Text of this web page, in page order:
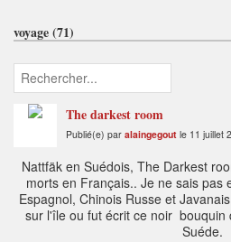
voyage (71)
The darkest room
Publié(e) par alaingegout le 11 juillet
Nattfäk en Suédois, The Darkest
morts en Français.. Je ne sais pas
Espagnol, Chinois Russe et
sur l'île ou fut écrit ce noir bouquin
Suéde.